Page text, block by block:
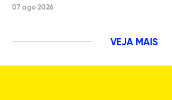
07 ago 2026
VEJA MAIS